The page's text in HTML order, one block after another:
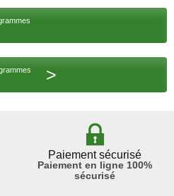
>
Paiement sécurisé
Paiement en ligne 100%
sécurisé